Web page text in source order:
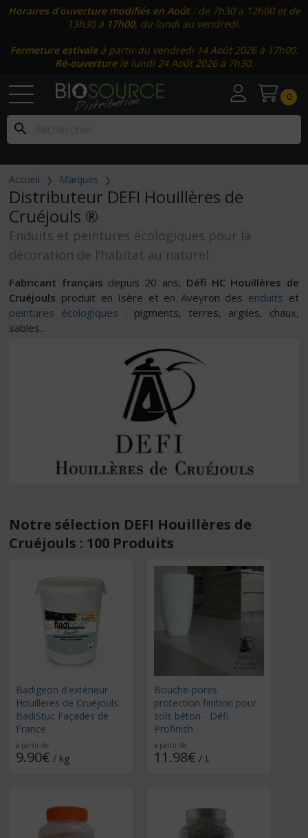
Horaires d'ouverture modifiés en Août: de 7h30 à 12h00 et de
13h30 à 17h00, du lundi au vendredi.
Fermeture estivaleà partir du vendredi 14 Août 2026 à 17h00.
Ré-ouverturele lundi 24 Août 2026 à 7h30.
search
0
Accueil Marques
Distributeur DEFI Houillères de
Cruéjouls ®
Enduits et peintures écologiques pour la
décoration de l’habitat au naturel
Fabricant français depuis 20 ans, Défi HC Houillères de
Cruéjouls produit en Isère et en Aveyron des enduits et
peintures écologiques : pigments, terres, argiles, chaux,
sables...
Notre sélection DEFI Houillères de
Cruéjouls : 100 Produits
Badigeon d'extérieur -
Houillères de Cruéjouls
BadiStuc Façades de
France
à partir de
9.90€ / kg
Bouche-pores
protection finition pour
sols béton - Défi
Profinish
à partir de
11.98€ / L